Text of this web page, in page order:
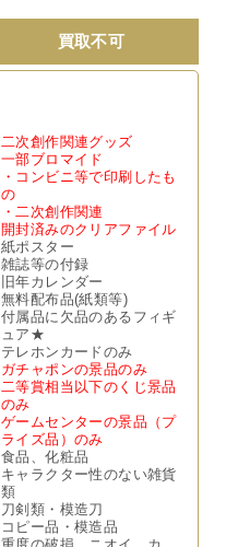
買取不可
二次創作関連グッズ
一部ブロマイド
・コンビニ等で印刷したも
の
・二次創作関連
開封済みのクリアファイル
紙ポスター
雑誌等の付録
旧年カレンダー
無料配布品(紙類等)
付属品に欠品のあるフィギ
ュア★
テレホンカードのみ
ガチャポンの景品のみ
二等賞相当以下のくじ景品
のみ
ゲームセンターの景品（プ
ライズ品）のみ
食品、化粧品
キャラクター性のない雑貨
類
刀剣類・模造刀
コピー品・模造品